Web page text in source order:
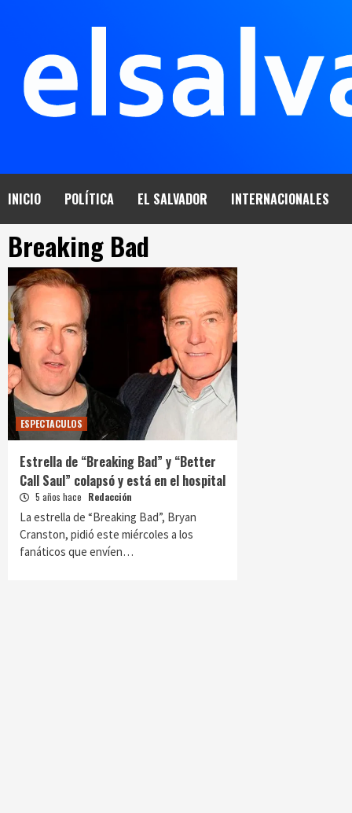
INICIO POLÍTICA EL SALVADOR INTERNACIONALES
Breaking Bad
ESPECTACULOS
Estrella de “Breaking Bad” y “Better
Call Saul” colapsó y está en el hospital
5 años hace Redacción
La estrella de “Breaking Bad”, Bryan
Cranston, pidió este miércoles a los
fanáticos que envíen…